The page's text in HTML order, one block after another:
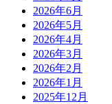
2026年6月
2026年5月
2026年4月
2026年3月
2026年2月
2026年1月
2025年12月